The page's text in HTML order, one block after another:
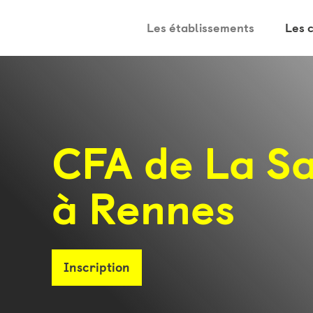
Les établissements Les
CFA de La
à Rennes
Inscription